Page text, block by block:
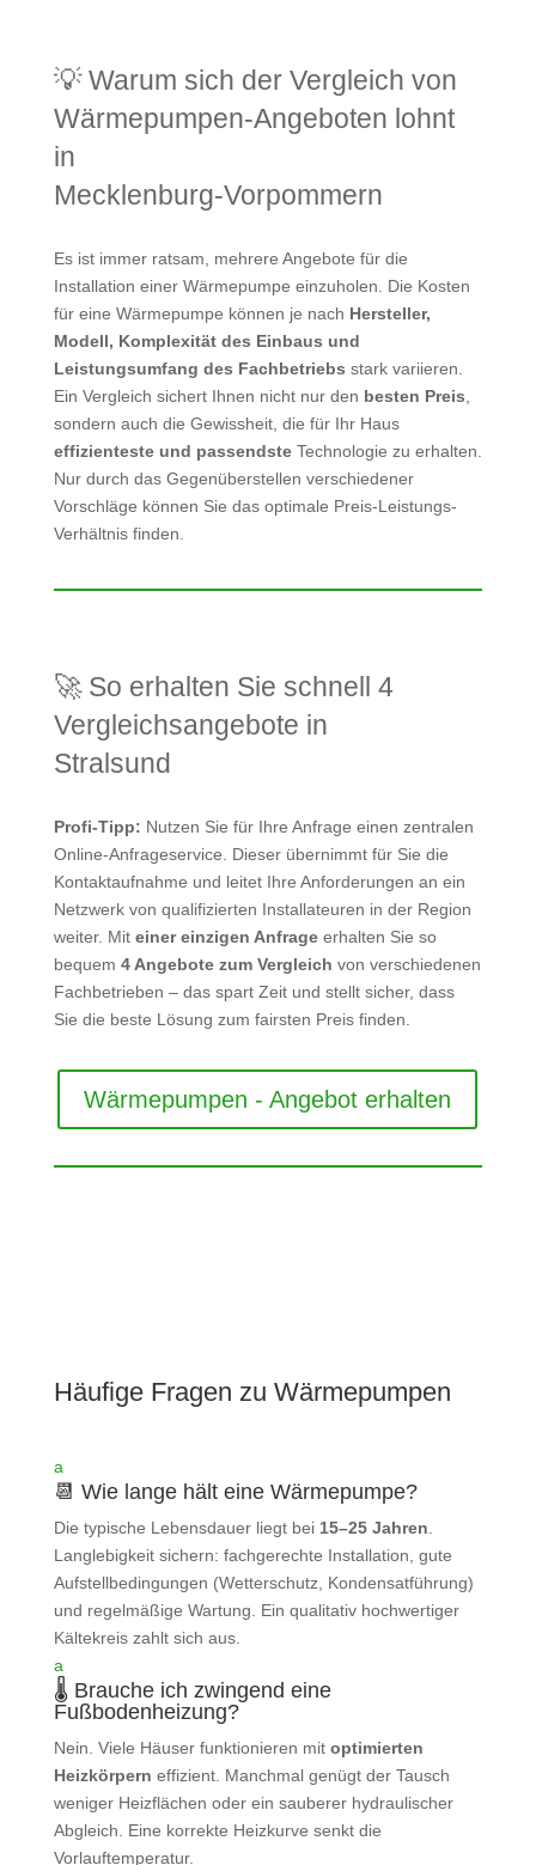
💡 Warum sich der Vergleich von
Wärmepumpen-Angeboten lohnt
in
Mecklenburg-Vorpommern
Es ist immer ratsam, mehrere Angebote für die
Installation einer Wärmepumpe einzuholen. Die Kosten
für eine Wärmepumpe können je nach Hersteller,
Modell, Komplexität des Einbaus und
Leistungsumfang des Fachbetriebs stark variieren.
Ein Vergleich sichert Ihnen nicht nur den besten Preis
sondern auch die Gewissheit, die für Ihr Haus
effizienteste und passendsteTechnologie zu erhalten.
Nur durch das Gegenüberstellen verschiedener
Vorschläge können Sie das optimale Preis-Leistungs-
Verhältnis finden.
🚀 So erhalten Sie schnell 4
Vergleichsangebote in
Stralsund
Profi-Tipp: Nutzen Sie für Ihre Anfrage einen zentralen
Online-Anfrageservice. Dieser übernimmt für Sie die
Kontaktaufnahme und leitet Ihre Anforderungen an ein
Netzwerk von qualifizierten Installateuren in der Region
weiter. Mit einer einzigen Anfrageerhalten Sie so
bequem 4 Angebote zum Vergleich von verschiedenen
Fachbetrieben – das spart Zeit und stellt sicher, dass
Sie die beste Lösung zum fairsten Preis finden.
Wärmepumpen - Angebot erhalten
Häufige Fragen zu Wärmepumpen
a
📆 Wie lange hält eine Wärmepumpe?
Die typische Lebensdauer liegt bei 15–25 Jahren
Langlebigkeit sichern: fachgerechte Installation, gute
Aufstellbedingungen (Wetterschutz, Kondensatführung)
und regelmäßige Wartung. Ein qualitativ hochwertiger
Kältekreis zahlt sich aus.
a
🌡️ Brauche ich zwingend eine
Fußbodenheizung?
Nein. Viele Häuser funktionieren mit optimierten
Heizkörpern effizient. Manchmal genügt der Tausch
weniger Heizflächen oder ein sauberer hydraulischer
Abgleich. Eine korrekte Heizkurve senkt die
Vorlauftemperatur.